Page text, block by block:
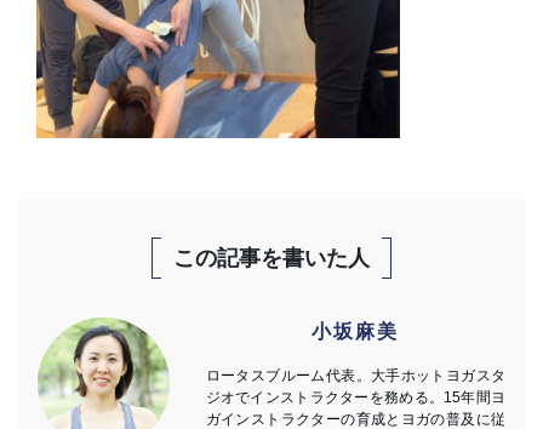
この記事を書いた人
小坂麻美
ロータスブルーム代表。大手ホットヨガスタ
ジオでインストラクターを務める。15年間ヨ
ガインストラクターの育成とヨガの普及に従